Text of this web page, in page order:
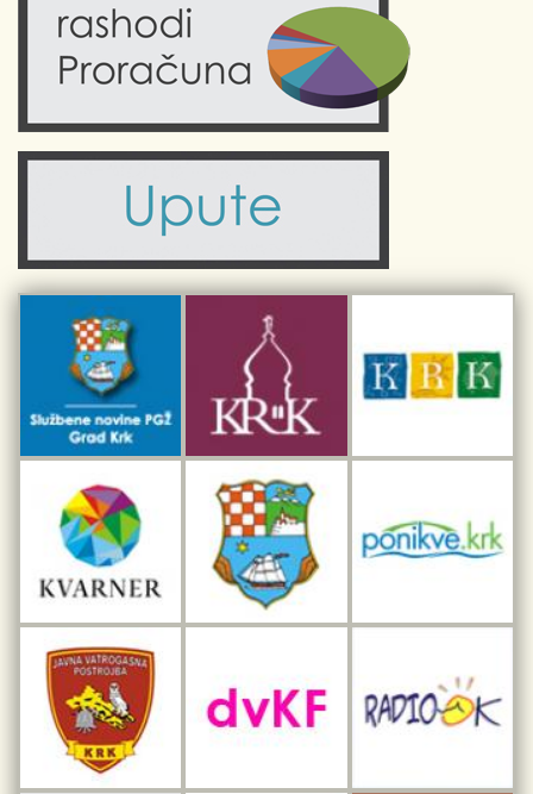
Obrazovanje
Komunalne usluge
Civilni sektor (arhiva udruga)
Sport i rekreacija
Fotogalerije
Kalendar događanja
Turistička zajednica otoka Krka
Kulturno-turistička ruta Putovima Frankopana
Dar iz Krka
Interpretacijski centar pomorske baštine